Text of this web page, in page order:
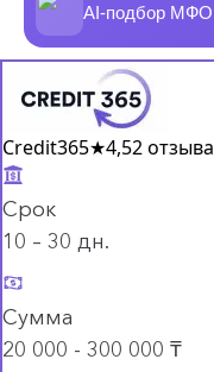
AI-подбор МФО
Credit365★4,52 отзыва
Срок
10 – 30 дн.
Сумма
20 000 - 300 000 ₸